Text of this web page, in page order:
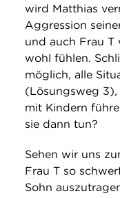
wird Matthias
Aggression
und auch Frau T
wohl fühlen.
möglich, alle
(Lösungsweg
mit Kindern
sie dann tun?
Sehen wir uns
Frau T so
Sohn